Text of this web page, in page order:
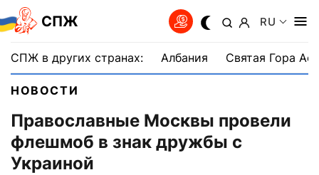
СПЖ RU
СПЖ в других странах: Албания Святая Гора
НОВОСТИ
Православные Москвы провели
флешмоб в знак дружбы с
Украиной